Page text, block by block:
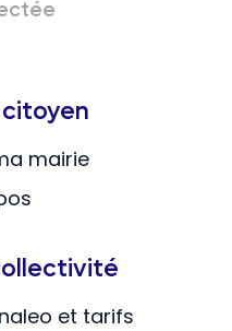
citoyen
mairie
et tarifs